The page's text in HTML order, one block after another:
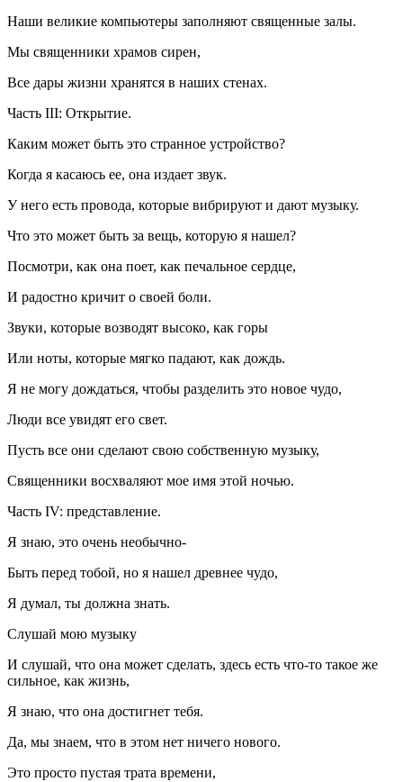
Наши великие компьютеры заполняют священные залы.
Мы священники храмов сирен,
Все дары жизни хранятся в наших стенах.
Часть III: Открытие.
Каким может быть это странное устройство?
Когда я касаюсь ее, она издает звук.
У него есть провода, которые вибрируют и дают музыку.
Что это может быть за вещь, которую я нашел?
Посмотри, как она поет, как печальное сердце,
И радостно кричит о своей боли.
Звуки, которые возводят высоко, как горы
Или ноты, которые мягко падают, как дождь.
Я не могу дождаться, чтобы разделить это новое чудо,
Люди все увидят его свет.
Пусть все они сделают свою собственную музыку,
Священники восхваляют мое имя этой ночью.
Часть IV: представление.
Я знаю, это очень необычно-
Быть перед тобой, но я нашел древнее чудо,
Я думал, ты должна знать.
Слушай мою музыку
И слушай, что она может сделать, здесь есть что-то такое же
сильное, как жизнь,
Я знаю, что она достигнет тебя.
Да, мы знаем, что в этом нет ничего нового.
Это просто пустая трата времени,